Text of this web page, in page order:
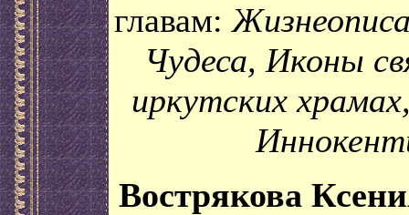
главам:
Чудеса, Иконы
иркутских
Вострякова